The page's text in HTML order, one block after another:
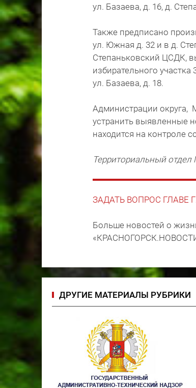
ул. Базаева, д. 16, д.
Также предписано
ул. Южная д. 32 и в д.
Степаньковский ЦСДК,
избирательного
ул. Базаева, д. 18.
Администрации округа,
устранить выявленные
находится на контроле
Территориальный
ЗАДАТЬ ВОПРОС ГЛАВЕ
Больше новостей о
ДРУГИЕ МАТЕРИАЛЫ РУБРИКИ